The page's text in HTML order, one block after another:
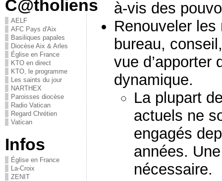
C@tholiens
AELF
AFC Pays d'Aix
Basiliques papales
Diocèse Aix & Arles
Église en France
KTO en direct
KTO, le programme
Les saints du jour
NARTHEX
Paroisses diocèse
Radio Vatican
Regard Chrétien
Vatican
Infos
Église en France
La-Croix
ZENIT
à-vis des
Renouveler
bureau,
vue d’apporter
dynamique.
La plupart
actuels ne
engagés
années.
nécessaire.